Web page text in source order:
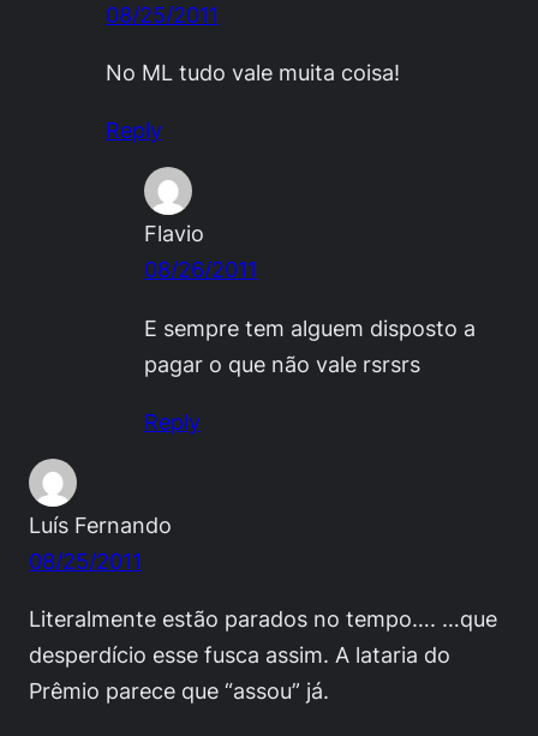
08/25/2011
No ML tudo vale muita coisa!
Reply
Flavio
08/26/2011
E sempre tem alguem disposto a
pagar o que não vale rsrsrs
Reply
Luís Fernando
08/25/2011
Literalmente estão parados no tempo…. …que
desperdício esse fusca assim. A lataria do
Prêmio parece que “assou” já.